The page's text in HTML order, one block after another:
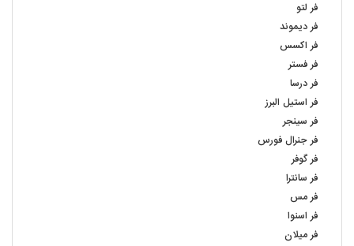
فر لتو
فر دیموند
فر اکسس
فر فستر
فر درسا
فر استیل البرز
فر سینجر
فر جنرال فورس
فر گوفر
فر سانترا
فر مس
فر اسنوا
فر میلان